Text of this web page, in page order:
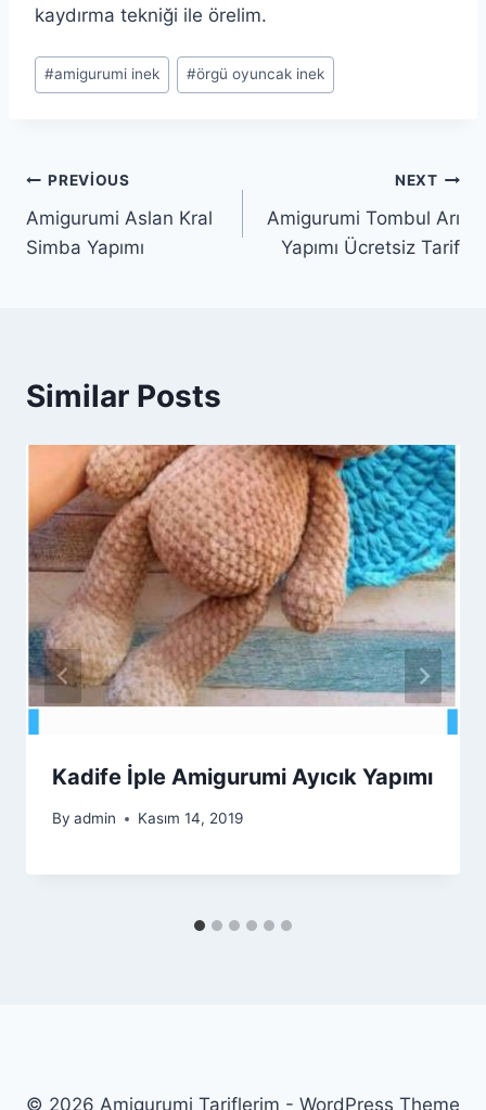
kaydırma tekniği ile örelim.
Post
Tags:
#amigurumi inek #örgü oyuncak inek
Yazı
gezinmesi
PREVIOUS
Amigurumi Aslan Kral
Simba Yapımı
NEXT
Amigurumi Tombul Arı
Yapımı Ücretsiz Tarif
Similar Posts
Kadife İple Amigurumi Ayıcık Yapımı
By admin Kasım 14, 2019
© 2026 Amigurumi Tariflerim - WordPress Theme